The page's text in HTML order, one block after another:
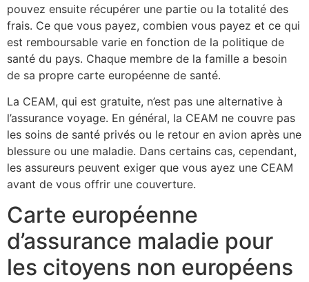
pouvez ensuite récupérer une partie ou la totalité des
frais. Ce que vous payez, combien vous payez et ce qui
est remboursable varie en fonction de la politique de
santé du pays. Chaque membre de la famille a besoin
de sa propre carte européenne de santé.
La CEAM, qui est gratuite, n’est pas une alternative à
l’assurance voyage. En général, la CEAM ne couvre pas
les soins de santé privés ou le retour en avion après une
blessure ou une maladie. Dans certains cas, cependant,
les assureurs peuvent exiger que vous ayez une CEAM
avant de vous offrir une couverture.
Carte européenne
d’assurance maladie pour
les citoyens non européens